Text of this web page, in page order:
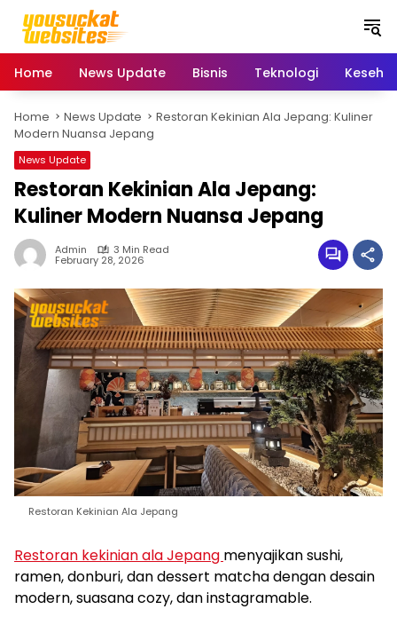
Home News Update Bisnis Teknologi
Home News Update
Restoran Kekinian Ala Jepang: Kuliner
Modern Nuansa Jepang
News Update
Restoran Kekinian Ala Jepang:
Kuliner Modern Nuansa Jepang
Admin 3 Min Read
February 28, 2026
Restoran Kekinian Ala Jepang
Restoran kekinian ala Jepang menyajikan sushi,
ramen, donburi, dan dessert matcha dengan desain
modern, suasana cozy, dan instagramable.